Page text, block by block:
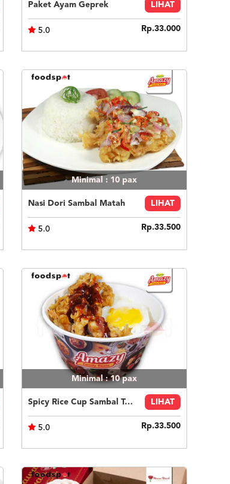
Paket Ayam Geprek LIHAT
5.0 Rp.33.000
Minimal : 10 pax
Nasi Dori Sambal Matah LIHAT
5.0 Rp.33.500
Minimal : 10pax
Spicy Rice Cup Sambal Terasi LIHAT
5.0 Rp.33.500